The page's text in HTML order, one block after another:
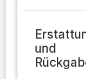
und